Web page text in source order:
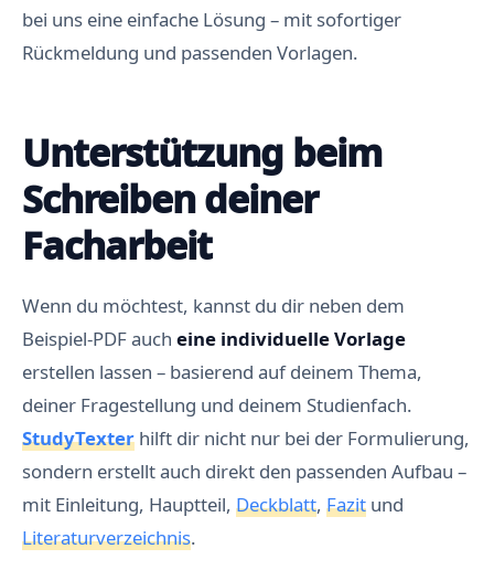
bei uns eine einfache Lösung – mit sofortiger
Rückmeldung und passenden Vorlagen.
Unterstützung beim
Schreiben deiner
Facharbeit
Wenn du möchtest, kannst du dir neben dem
Beispiel-PDF auch eine individuelle Vorlage
erstellen lassen – basierend auf deinem Thema,
deiner Fragestellung und deinem Studienfach.
StudyTexter hilft dir nicht nur bei der Formulierung,
sondern erstellt auch direkt den passenden Aufbau –
mit Einleitung, Hauptteil, Deckblatt, Fazit und
Literaturverzeichnis.